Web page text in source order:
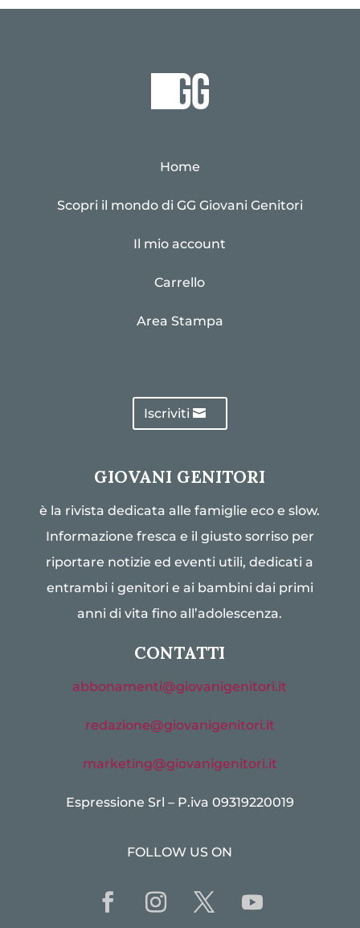
Home
Scopri il mondo di GG Giovani Genitori
Il mio account
Carrello
Area Stampa
Iscriviti
GIOVANI GENITORI
è la rivista dedicata alle famiglie eco e slow.
Informazione fresca e il giusto sorriso per
riportare notizie ed eventi utili, dedicati a
entrambi i genitori e ai bambini dai primi
anni di vita fino all’adolescenza.
CONTATTI
abbonamenti@giovanigenitori.it
redazione@giovanigenitori.it
marketing@giovanigenitori.it
Espressione Srl – P.iva 09319220019
FOLLOW US ON